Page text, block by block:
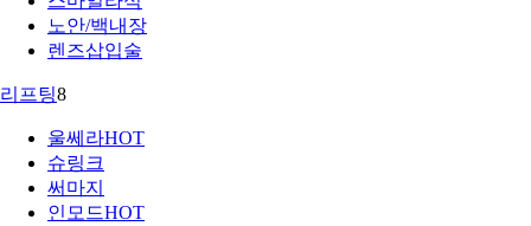
노안/백내장
렌즈삽입술
리프팅8
울쎄라HOT
슈링크
써마지
인모드HOT